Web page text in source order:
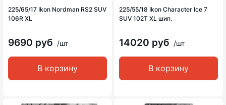
225/65/17 Ikon Nordman RS2 SUV
106R XL
9690 руб /шт
В корзину
225/55/18 Ikon Character Ice 7
SUV 102T XL шип.
14020 руб /шт
В корзину